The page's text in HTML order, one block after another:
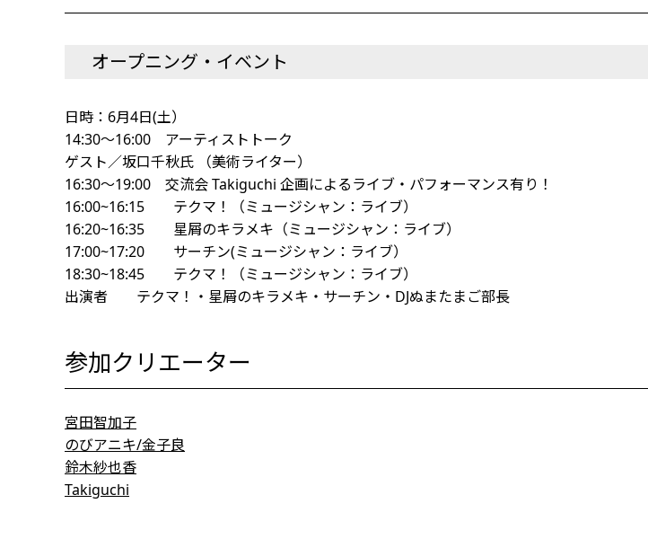
オープニング・イベント
日時：6月4日(土）
14:30～16:00 アーティストトーク
ゲスト／坂口千秋氏 （美術ライター）
16:30～19:00 交流会 Takiguchi 企画によるライブ・パフォーマンス有り！
16:00~16:15 テクマ！（ミュージシャン：ライブ）
16:20~16:35 星屑のキラメキ（ミュージシャン：ライブ）
17:00~17:20 サーチン(ミュージシャン：ライブ）
18:30~18:45 テクマ！（ミュージシャン：ライブ）
出演者 テクマ！・星屑のキラメキ・サーチン・DJぬまたまご部長
参加クリエーター
宮田智加子
のびアニキ/金子良
鈴木紗也香
Takiguchi